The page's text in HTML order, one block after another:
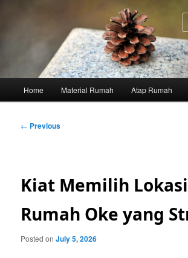
Home Material Rumah Atap Rumah
Post
← Previous
Kiat Memilih Lokasi
Rumah Oke yang
Posted onJuly 5, 2026